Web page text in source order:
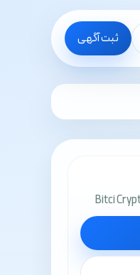
ثبت آگهی